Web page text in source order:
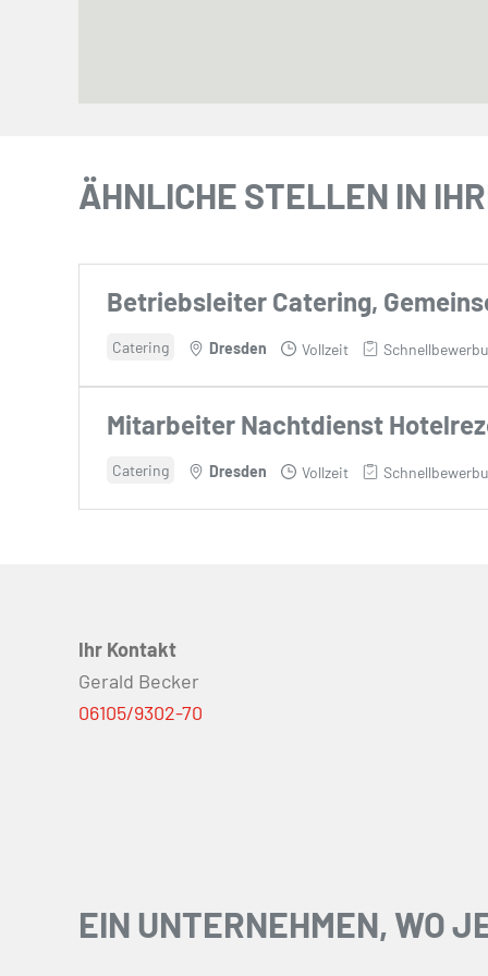
ÄHNLICHE STELLEN IN
Betriebsleiter Catering,
Catering Dresden Vollzeit
Mitarbeiter Nachtdienst
Catering Dresden Vollzeit
Ihr Kontakt
Gerald Becker
06105/9302-70
EIN UNTERNEHMEN, WO